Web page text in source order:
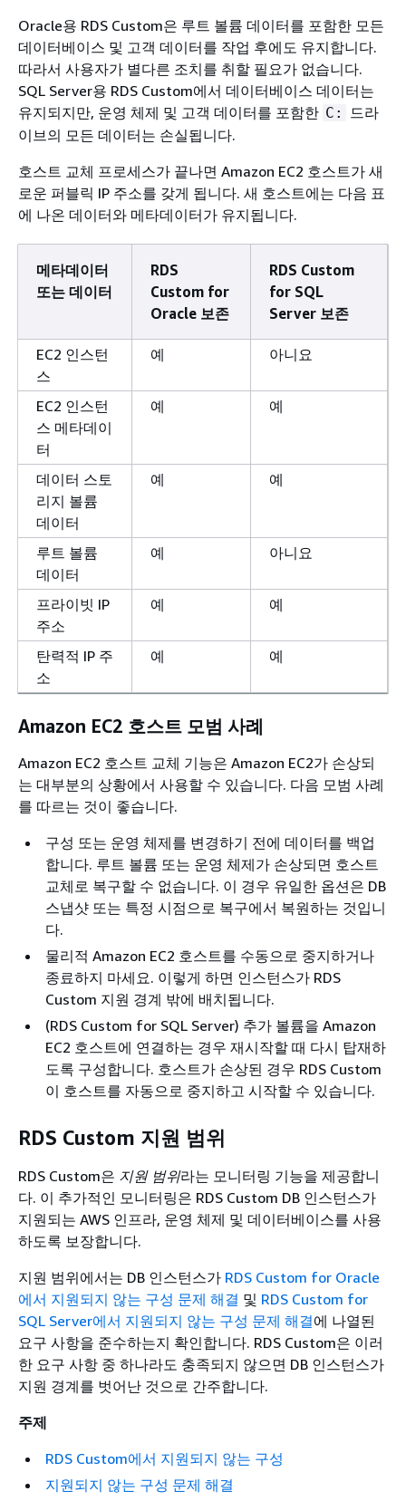
Oracle용 RDS Custom은 루트 볼륨 데이터를 포함한 모든
데이터베이스 및 고객 데이터를 작업 후에도 유지합니다.
따라서 사용자가 별다른 조치를 취할 필요가 없습니다.
SQL Server용 RDS Custom에서 데이터베이스 데이터는
유지되지만, 운영 체제 및 고객 데이터를 포함한 C:
드라
이브의 모든 데이터는 손실됩니다.
호스트 교체 프로세스가 끝나면 Amazon EC2 호스트가 새
로운 퍼블릭 IP 주소를 갖게 됩니다. 새 호스트에는 다음 표
에 나온 데이터와 메타데이터가 유지됩니다.
메타데이터
또는 데이터
RDS
Custom for
Oracle 보존
RDS Custom
for SQL
Server 보존
EC2 인스턴
스
예 아니요
EC2 인스턴
스 메타데이
터
예 예
데이터 스토
리지 볼륨
데이터
예 예
루트 볼륨
데이터
예 아니요
프라이빗 IP
주소
예 예
탄력적 IP 주
소
예 예
Amazon EC2 호스트 모범 사례
Amazon EC2 호스트 교체 기능은 Amazon EC2가 손상되
는 대부분의 상황에서 사용할 수 있습니다. 다음 모범 사례
를 따르는 것이 좋습니다.
구성 또는 운영 체제를 변경하기 전에 데이터를 백업
합니다. 루트 볼륨 또는 운영 체제가 손상되면 호스트
교체로 복구할 수 없습니다. 이 경우 유일한 옵션은 DB
스냅샷 또는 특정 시점으로 복구에서 복원하는 것입니
다.
물리적 Amazon EC2 호스트를 수동으로 중지하거나
종료하지 마세요. 이렇게 하면 인스턴스가 RDS
Custom 지원 경계 밖에 배치됩니다.
(RDS Custom for SQL Server) 추가 볼륨을 Amazon
EC2 호스트에 연결하는 경우 재시작할 때 다시 탑재하
도록 구성합니다. 호스트가 손상된 경우 RDS Custom
이 호스트를 자동으로 중지하고 시작할 수 있습니다.
RDS Custom 지원 범위
RDS Custom은 지원 범위라는 모니터링 기능을 제공합니
다. 이 추가적인 모니터링은 RDS Custom DB 인스턴스가
지원되는 AWS 인프라, 운영 체제 및 데이터베이스를 사용
하도록 보장합니다.
지원 범위에서는 DB 인스턴스가 RDS Custom for Oracle
에서 지원되지 않는 구성 문제 해결 및 RDS Custom for
SQL Server에서 지원되지 않는 구성 문제 해결에 나열된
요구 사항을 준수하는지 확인합니다. RDS Custom은 이러
한 요구 사항 중 하나라도 충족되지 않으면 DB 인스턴스가
지원 경계를 벗어난 것으로 간주합니다.
주제
RDS Custom에서 지원되지 않는 구성
지원되지 않는 구성 문제 해결